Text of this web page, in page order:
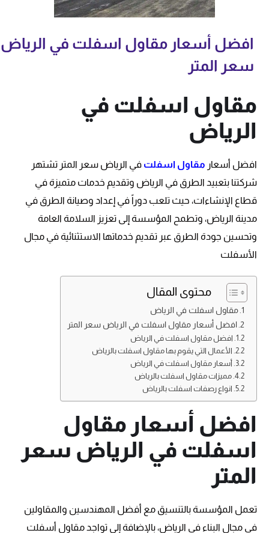
افضل أسعار مقاول اسفلت في الرياض
سعر المتر
مقاول اسفلت في
الرياض
افضل أسعار مقاول اسفلت في الرياض سعر المتر تشتهر
شركتنا بتعبيد الطرق في الرياض وتقديم خدمات متميزة في
قطاع الإنشاءات، حيث تلعب دوراً في إعداد وصيانة الطرق في
مدينة الرياض، وتطمح المؤسسة إلى تعزيز السلامة العامة
وتحسين جودة الطرق عبر تقديم خدماتها الاستثنائية في مجال
الأسفلت
محتوى المقال
مقاول اسفلت في الرياض
افضل أسعار مقاول اسفلت في الرياض سعر المتر
افضل مقاول اسفلت في الرياض
الأعمال التي يقوم بها مقاول اسفلت بالرياض
أسعار مقاول اسفلت في الرياض
مميزات مقاول اسفلت بالرياض
انواع رصفات اسفلت بالرياض
افضل أسعار مقاول
اسفلت في الرياض سعر
المتر
تعمل المؤسسة بالتنسيق مع أفضل المهندسين والمقاولين
في مجال البناء في الرياض، بالإضافة إلى تواجد مقاول أسفلت